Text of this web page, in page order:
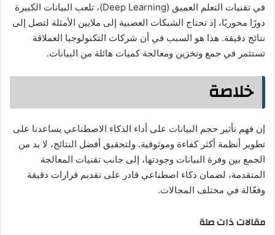
في تقنيات التعلم العميق (Deep Learning)، تلعب البيانات الكبيرة
دورًا محوريًا، إذ تحتاج الشبكات العصبية إلى ملايين الأمثلة لتصل إلى
نتائج دقيقة. هذا هو السبب في أن شركات التكنولوجيا العملاقة
تستثمر في جمع وتخزين ومعالجة كميات هائلة من البيانات.
خلاصة
إن فهم تأثير حجم البيانات على أداء الذكاء الاصطناعي يساعدنا على
تطوير أنظمة أكثر كفاءة وموثوقية. ولتحقيق أفضل النتائج، لا بد من
الجمع بين وفرة البيانات وجودتها، إلى جانب تقنيات المعالجة
المتقدمة، لضمان ذكاء اصطناعي قادر على تقديم قرارات دقيقة
وفعّالة في مختلف المجالات.
مقالات ذات صلة